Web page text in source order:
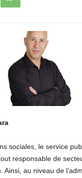
sociales, le service
responsable de
au niveau de